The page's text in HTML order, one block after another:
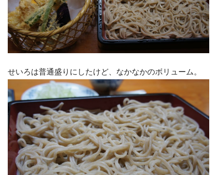
せいろは普通盛りにしたけど、なかなかのボリューム。